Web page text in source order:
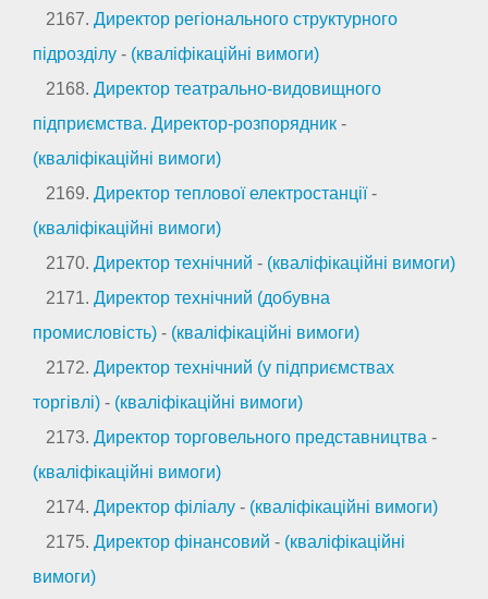
2167. Директор регіонального структурного
підрозділу - (кваліфікаційні вимоги)
2168. Директор театрально-видовищного
підприємства. Директор-розпорядник -
(кваліфікаційні вимоги)
2169. Директор теплової електростанції-
(кваліфікаційні вимоги)
2170. Директор технічний - (кваліфікаційні вимоги)
2171. Директор технічний (добувна
промисловість) - (кваліфікаційні вимоги)
2172. Директор технічний (у підприємствах
торгівлі) - (кваліфікаційні вимоги)
2173. Директор торговельного представництва -
(кваліфікаційні вимоги)
2174. Директор філіалу - (кваліфікаційні вимоги)
2175. Директор фінансовий - (кваліфікаційні
вимоги)